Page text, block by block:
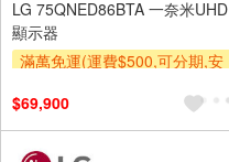
LG 75QNED86BTA 一奈米UHD
顯示器
滿萬免運(運費$500,可分期,安
及使用6期以上分期0利率,需付
基本安裝運費)
贈壁掛架
$69,900